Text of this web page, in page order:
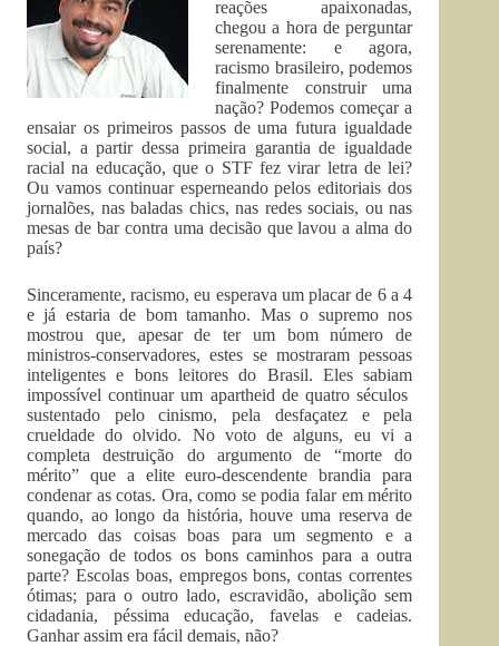
reações apaixonadas,
chegou a hora de perguntar
serenamente: e agora,
racismo brasileiro, podemos
finalmente construir uma
nação? Podemos começar a
ensaiar os primeiros passos de uma futura igualdade
social, a partir dessa primeira garantia de igualdade
racial na educação, que o STF fez virar letra de lei?
Ou vamos continuar esperneando pelos editoriais dos
jornalões, nas baladas chics, nas redes sociais, ou nas
mesas de bar contra uma decisão que lavou a alma do
país?
Sinceramente, racismo, eu esperava um placar de 6 a 4
e já estaria de bom tamanho. Mas o supremo nos
mostrou que, apesar de ter um bom número de
ministros-conservadores, estes se mostraram pessoas
inteligentes e bons leitores do Brasil. Eles sabiam
impossível continuar um apartheid de quatro séculos
sustentado pelo cinismo, pela desfaçatez e pela
crueldade do olvido. No voto de alguns, eu vi a
completa destruição do argumento de “morte do
mérito” que a elite euro-descendente brandia para
condenar as cotas. Ora, como se podia falar em mérito
quando, ao longo da história, houve uma reserva de
mercado das coisas boas para um segmento e a
sonegação de todos os bons caminhos para a outra
parte? Escolas boas, empregos bons, contas correntes
ótimas; para o outro lado, escravidão, abolição sem
cidadania, péssima educação, favelas e cadeias.
Ganhar assim era fácil demais, não?